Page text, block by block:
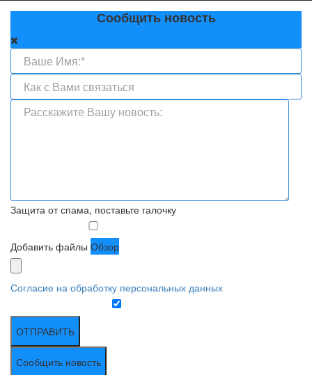
Сообщить новость
Защита от спама, поставьте галочку
Добавить файлы Обзор
Согласие на обработку персональных данных
ОТПРАВИТЬ
Сообщить новость